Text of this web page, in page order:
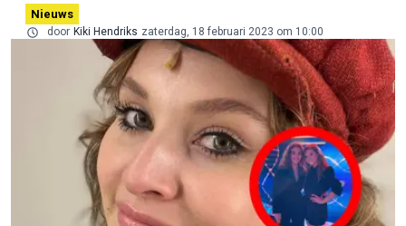
Nieuws
door Kiki Hendriks zaterdag, 18 februari 2023 om 10:00